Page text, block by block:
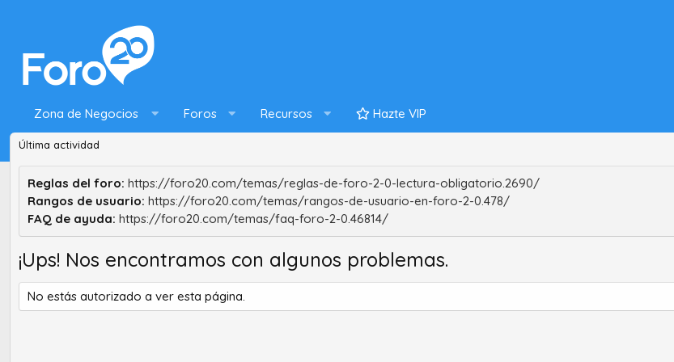
Zona de Negocios Foros Recursos Hazte VIP
Última actividad
Reglas del foro: https://foro20.com/temas/reglas-de-foro-2-0-lectura-obligatorio.2690/
Rangos de usuario: https://foro20.com/temas/rangos-de-usuario-en-foro-2-0.478/
FAQ de ayuda: https://foro20.com/temas/faq-foro-2-0.46814/
¡Ups! Nos encontramos con algunos problemas.
No estás autorizado a ver esta página.